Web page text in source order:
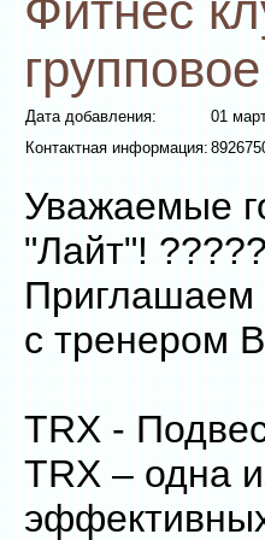
Фитнес
Дата добавления:
01
Контактная информация:
Уважаемые
"Лайт"!
Приглашаем
с тренером
TRX -
TRX – одна